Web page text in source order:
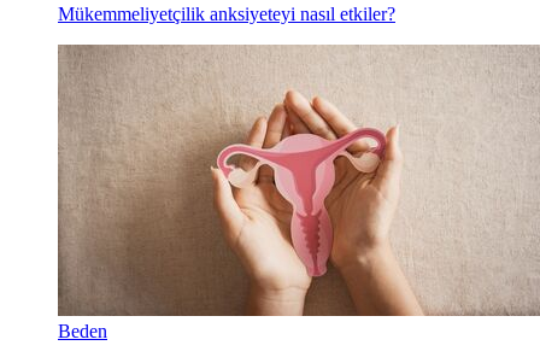
Mükemmeliyetçilik anksiyeteyi nasıl etkiler?
Beden